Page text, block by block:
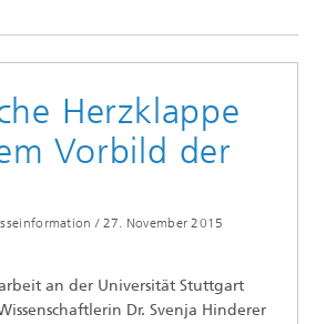
Herzklappe
Vorbild der
/ 27. November 2015
an der Universität Stuttgart
Dr. Svenja Hinderer